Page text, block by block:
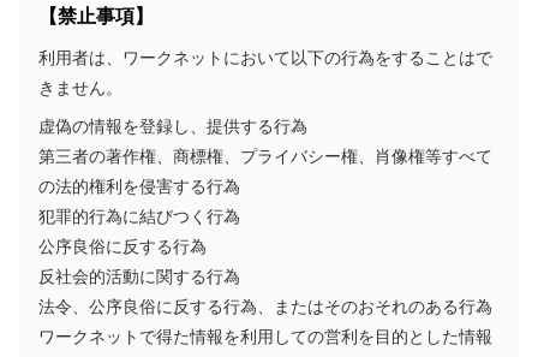
【禁止事項】
利用者は、ワークネットにおいて以下の行為をすることはで
きません。
虚偽の情報を登録し、提供する行為
第三者の著作権、商標権、プライバシー権、肖像権等すべて
の法的権利を侵害する行為
犯罪的行為に結びつく行為
公序良俗に反する行為
反社会的活動に関する行為
法令、公序良俗に反する行為、またはそのおそれのある行為
ワークネットで得た情報を利用しての営利を目的とした情報